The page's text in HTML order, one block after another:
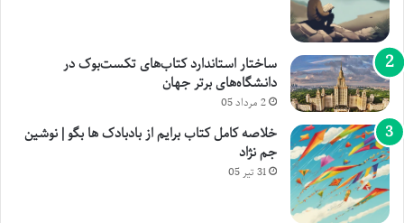
ساختار استاندارد کتاب‌های تکست‌بوک در
دانشگاه‌های برتر جهان
2 مرداد 05
خلاصه کامل کتاب برایم از بادبادک ها بگو | نوشین
جم نژاد
31 تیر 05